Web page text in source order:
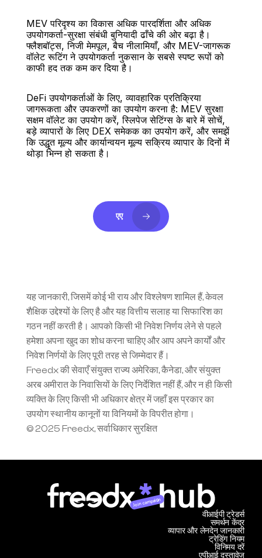
MEV परिदृश्य का विकास अधिक पारदर्शिता और अधिक
उपयोगकर्ता-सुरक्षा संबंधी बुनियादी ढाँचे की ओर बढ़ा है।
फ्लैशबॉट्स, निजी मेमपूल, बैच नीलामियाँ, और MEV-जागरूक
वॉलेट रूटिंग ने उपयोगकर्ता नुकसान के सबसे स्पष्ट रूपों को
काफी हद तक कम कर दिया है।
DeFi उपयोगकर्ताओं के लिए, व्यावहारिक प्रतिक्रिया
जागरूकता और उपकरणों का उपयोग करना है: MEV सुरक्षा
सक्षम वॉलेट का उपयोग करें, स्लिपेज सेटिंग्स के बारे में सोचें,
बड़े व्यापारों के लिए DEX समेकक का उपयोग करें, और समझें
कि उद्धृत मूल्य और कार्यान्वयन मूल्य सक्रिय व्यापार के दिनों में
थोड़ा भिन्न हो सकता है।
एए
यह जानकारी, जिसमें कोई भी राय और विश्लेषण शामिल हैं, केवल
शैक्षिक उद्देश्यों के लिए है और यह वित्तीय सलाह या सिफारिश का
गठन नहीं करती है। आपको किसी भी निवेश निर्णय लेने से पहले
हमेशा अपना खुद का शोध करना चाहिए और आप अपने कार्यों और
निवेश निर्णयों के लिए पूरी तरह से जिम्मेदार हैं।
Freedx की सेवाएँ संयुक्त राज्य अमेरिका, कैनेडा, और संयुक्त
अरब अमीरात के निवासियों के लिए निर्देशित नहीं हैं, और न ही किसी
व्यक्ति के लिए किसी भी अधिकार क्षेत्र में जहाँ इस प्रकार का
उपयोग स्थानीय कानूनों या विनियमों के विपरीत होगा।
© 2025 Freedx, सर्वाधिकार सुरक्षित
Join campaign
समर्थन केंद्र
व्यापार और लेनदेन जानकारी
वीआईपी ट्रेडर्स
ट्रेडिंग नियम
विनिमय दरें
एपीआई दस्तावेज़